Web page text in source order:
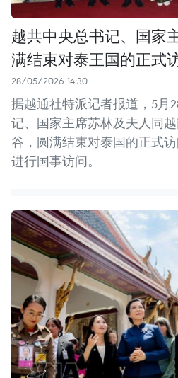
越共中央总书记、国家
满结束对泰王国的正式
28/05/2026 14:30
据越通社特派记者报道，5月
记、国家主席苏林及夫人同
谷，圆满结束对泰国的正式
进行国事访问。